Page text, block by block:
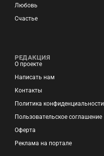
Любовь
Счастье
РЕДАКЦИЯ
О проекте
Написать нам
Контакты
Политика конфиденциальности
Пользовательское соглашение
Оферта
Реклама на портале